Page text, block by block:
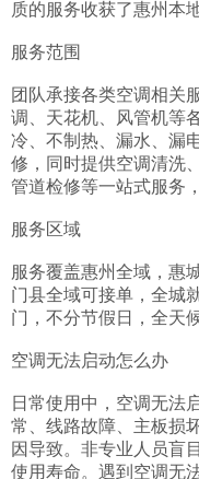
质的服务收获了惠州本
服务范围
团队承接各类空调相关
调、天花机、风管机等
冷、不制热、漏水、漏
修，同时提供空调清洗
管道检修等一站式服务
服务区域
服务覆盖惠州全域，惠
门县全域可接单，全城
门，不分节假日，全天
空调无法启动怎么办
日常使用中，空调无法
常、线路故障、主板损
因导致。非专业人员盲
使用寿命。遇到空调无